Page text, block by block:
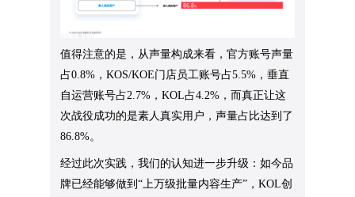
值得注意的是，从声量构成来看，官方账号声量
占0.8%，KOS/KOE门店员工账号占5.5%，垂直
自运营账号占2.7%，KOL占4.2%，而真正让这
次战役成功的是素人真实用户，声量占比达到了
86.8%。
经过此次实践，我们的认知进一步升级：如今品
牌已经能够做到“上万级批量内容生产”，KOL创